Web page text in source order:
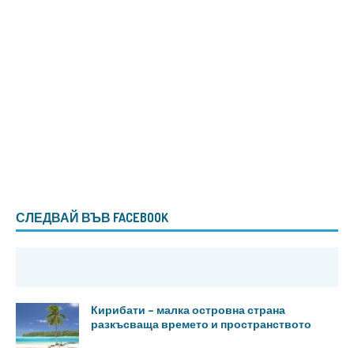
СЛЕДВАЙ ВЪВ FACEBOOK
Кирибати – малка островна страна
разкъсваща времето и пространството